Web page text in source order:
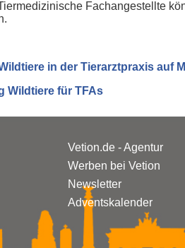
Fachangestellte
in der Tierarztpraxis auf
Wildtiere für TFAs
Vetion.de - Agentur
Werben bei Vetion
Newsletter
Adventskalender